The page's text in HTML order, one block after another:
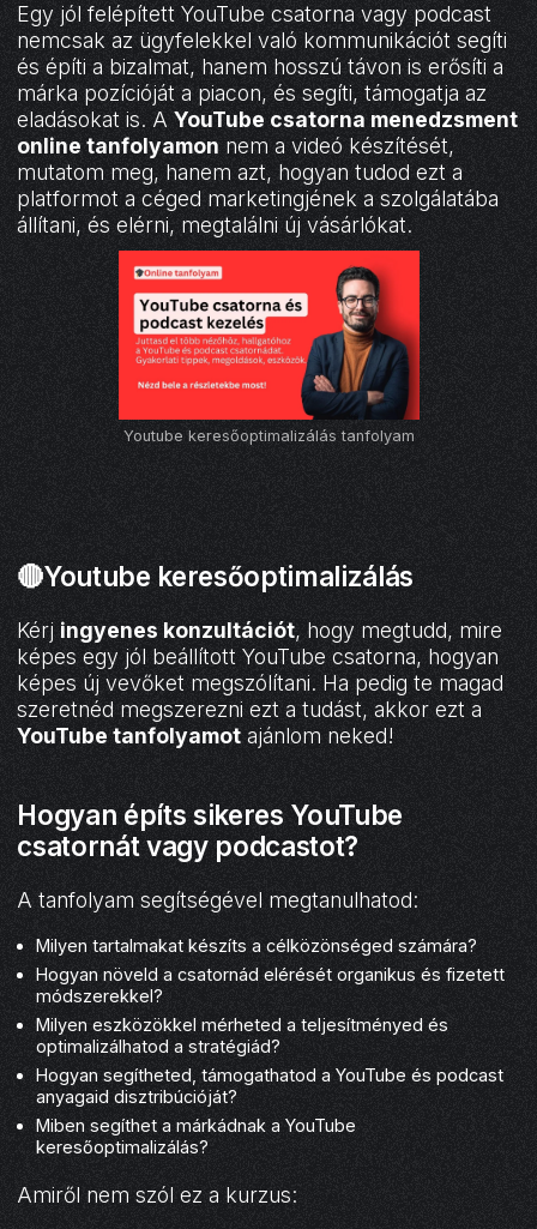
Egy jól felépített YouTube csatorna vagy podcast
nemcsak az ügyfelekkel való kommunikációt segíti
és építi a bizalmat, hanem hosszú távon is erősíti a
márka pozícióját a piacon, és segíti, támogatja az
eladásokat is. AYouTube csatorna menedzsment
online tanfolyamon nem a videó készítését,
mutatom meg, hanem azt, hogyan tudod ezt a
platformot a céged marketingjének a szolgálatába
állítani, és elérni, megtalálni új vásárlókat.
Youtube keresőoptimalizálás tanfolyam
🔴Youtube keresőoptimalizálás
Kérj ingyenes konzultációt, hogy megtudd, mire
képes egy jól beállított YouTube csatorna, hogyan
képes új vevőket megszólítani. Ha pedig te magad
szeretnéd megszerezni ezt a tudást, akkor ezt a
YouTube tanfolyamot ajánlom neked!
Hogyan építs sikeres YouTube
csatornát vagy podcastot?
A tanfolyam segítségével megtanulhatod:
Milyen tartalmakat készíts a célközönséged számára?
Hogyan növeld a csatornád elérését organikus és fizetett
módszerekkel?
Milyen eszközökkel mérheted a teljesítményed és
optimalizálhatod a stratégiád?
Hogyan segítheted, támogathatod a YouTube és podcast
anyagaid disztribúcióját?
Miben segíthet a márkádnak a YouTube
keresőoptimalizálás?
Amiről nem szól ez a kurzus: